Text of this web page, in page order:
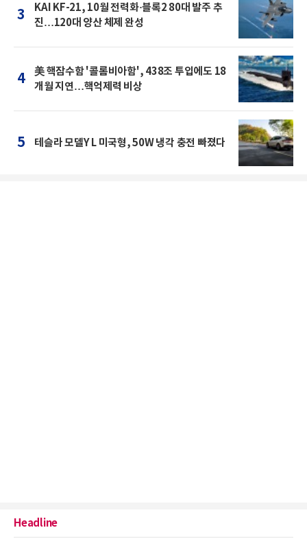
3
KAI KF-21, 10월 전력화·블록2 80대 발주 추
진…120대 양산 체제 완성
4
美 핵잠수함 '콜롬비아함', 438조 투입에도 18
개월 지연…핵억제력 비상
5 테슬라 모델Y L 미국형, 50W 냉각 충전 빠졌다
Headline